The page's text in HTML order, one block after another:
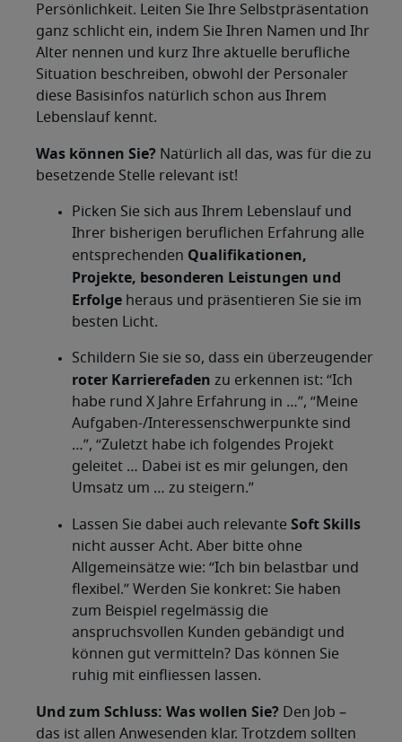
Persönlichkeit. Leiten Sie Ihre Selbstpräsentation
ganz schlicht ein, indem Sie Ihren Namen und Ihr
Alter nennen und kurz Ihre aktuelle berufliche
Situation beschreiben, obwohl der Personaler
diese Basisinfos natürlich schon aus Ihrem
Lebenslauf kennt.
Was können Sie? Natürlich all das, was für die zu
besetzende Stelle relevant ist!
Picken Sie sich aus Ihrem Lebenslauf und
Ihrer bisherigen beruflichen Erfahrung alle
entsprechenden Qualifikationen,
Projekte, besonderen Leistungen und
Erfolge heraus und präsentieren Sie sie im
besten Licht.
Schildern Sie sie so, dass ein überzeugender
roter Karrierefaden zu erkennen ist: “Ich
habe rund X Jahre Erfahrung in …”, “Meine
Aufgaben-/Interessenschwerpunkte sind
…”, “Zuletzt habe ich folgendes Projekt
geleitet … Dabei ist es mir gelungen, den
Umsatz um … zu steigern.”
Lassen Sie dabei auch relevante Soft Skills
nicht ausser Acht. Aber bitte ohne
Allgemeinsätze wie: “Ich bin belastbar und
flexibel.” Werden Sie konkret: Sie haben
zum Beispiel regelmässig die
anspruchsvollen Kunden gebändigt und
können gut vermitteln? Das können Sie
ruhig mit einfliessen lassen.
Und zum Schluss: Was wollen Sie? Den Job –
das ist allen Anwesenden klar. Trotzdem sollten